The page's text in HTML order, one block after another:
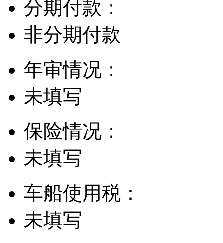
分期付款：
非分期付款
年审情况：
未填写
保险情况：
未填写
车船使用税：
未填写